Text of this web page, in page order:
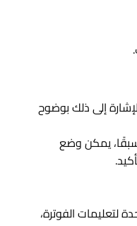
إلى ذلك بوضوح
يمكن وضع
لتعليمات الفوترة،